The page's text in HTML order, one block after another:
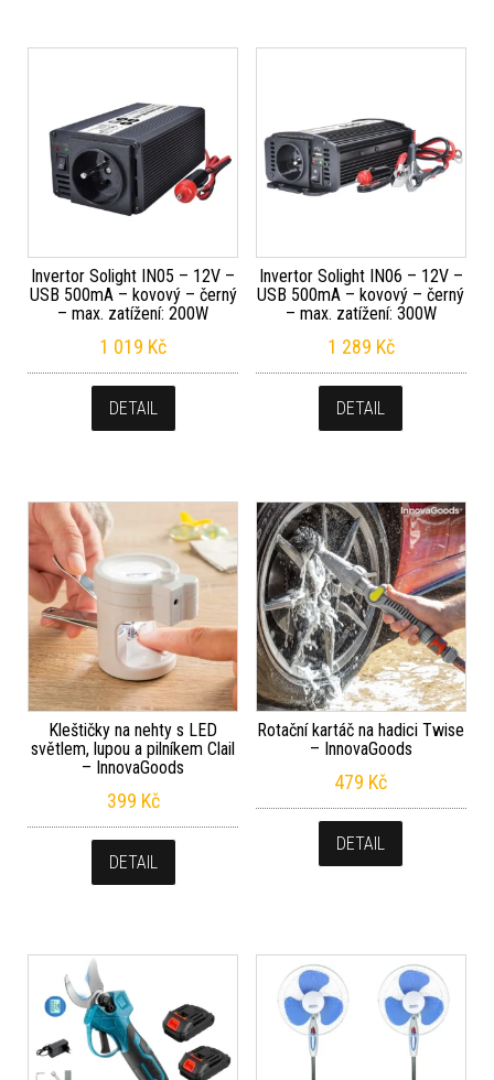
Invertor Solight IN05 – 12V –
USB 500mA – kovový – černý
– max. zatížení: 200W
1 019 Kč
DETAIL
Invertor Solight IN06 – 12V –
USB 500mA – kovový – černý
– max. zatížení: 300W
1 289 Kč
DETAIL
Kleštičky na nehty s LED
světlem, lupou a pilníkem Clail
– InnovaGoods
399 Kč
DETAIL
Rotační kartáč na hadici Twise
– InnovaGoods
479 Kč
DETAIL